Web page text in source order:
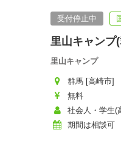
受付停止中
里山キャンプ(
里山キャンプ
群馬 [高崎市]
無料
社会人・学生(
期間は相談可